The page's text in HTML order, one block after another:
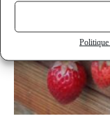
Politique